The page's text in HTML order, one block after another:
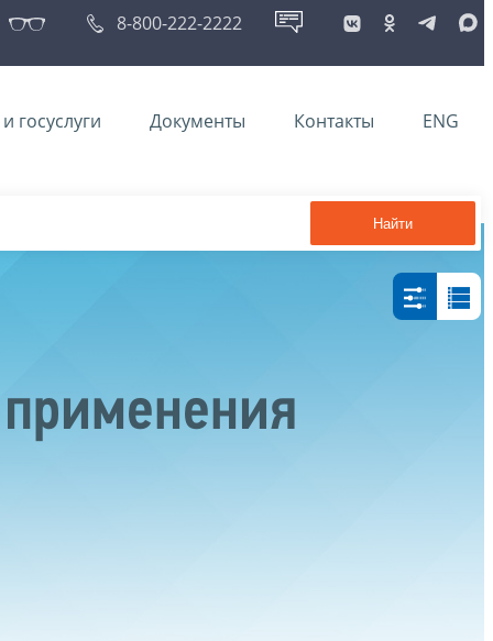
8-800-222-2222
госуслуги Документы Контакты ENG
Найти